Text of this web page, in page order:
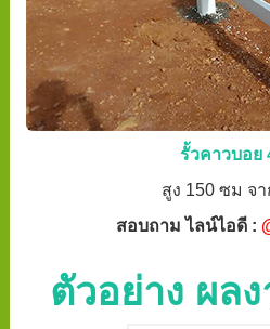
รั้วคาวบอย
สูง 150 ซม จ
สอบถาม ไลน์ไอดี :
ตัวอย่าง ผล